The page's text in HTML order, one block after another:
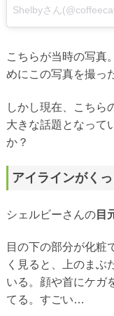
Shelbyさん
こちらが当時の写真
めにこの写真を撮っ
しかし現在、こちら
大きな話題となって
か？
アイラインがくっ
シェルビーさんの目
目の下の部分が化粧
く見ると、上のまぶ
いる。顔や首にケガ
てる。すごい…